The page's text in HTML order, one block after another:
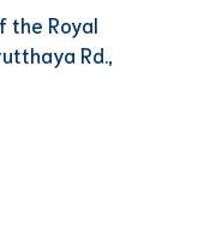
the Royal
Rd.,